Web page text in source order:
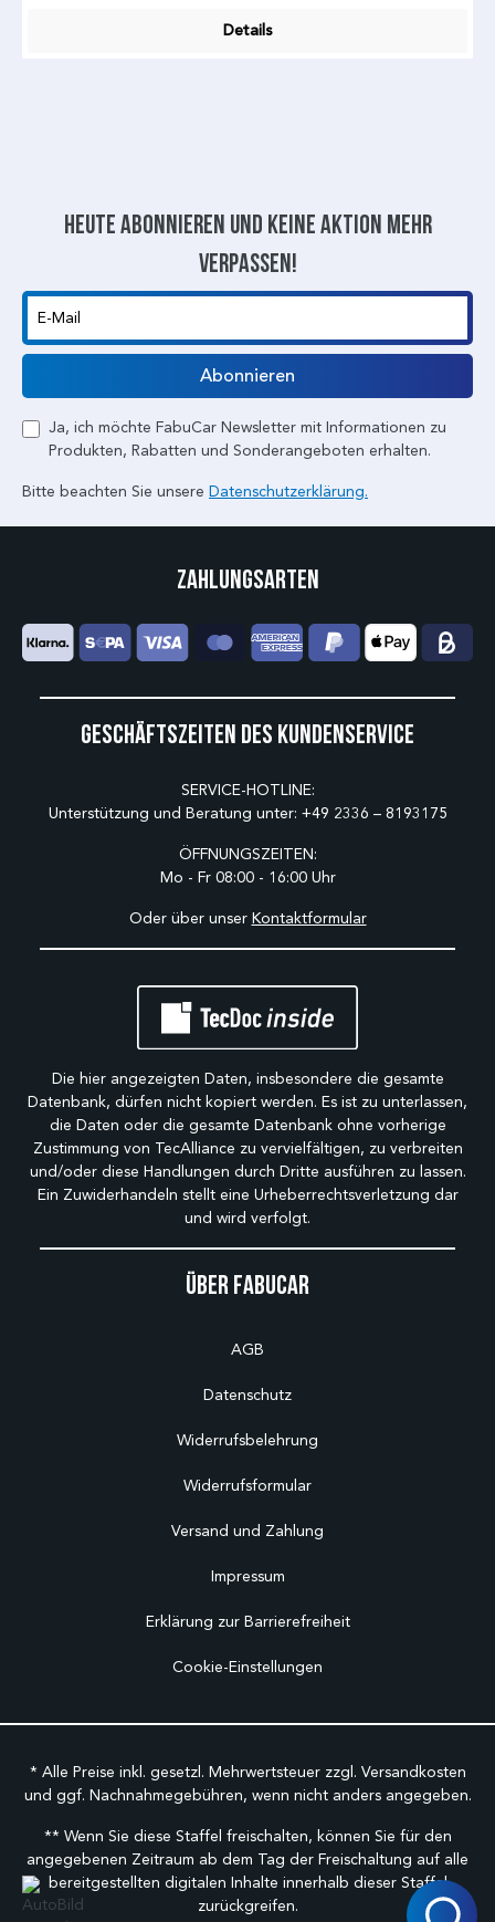
Details
Heute abonnieren und keine aktion mehr
verpassen!
E-Mail
Abonnieren
Ja, ich möchte FabuCar Newsletter mit Informationen zu
Produkten, Rabatten und Sonderangeboten erhalten.
Bitte beachten Sie unsere Datenschutzerklärung.
Über Fabucar
AGB
Datenschutz
Widerrufsbelehrung
Widerrufsformular
Versand und Zahlung
Impressum
Erklärung zur Barrierefreiheit
Cookie-Einstellungen
Geschäftszeiten des Kundenservice
SERVICE-HOTLINE:
Unterstützung und Beratung unter: +49 2336 – 8193175
ÖFFNUNGSZEITEN:
Mo - Fr 08:00 - 16:00 Uhr
Oder über unser Kontaktformular
Zahlungsarten
Die hier angezeigten Daten, insbesondere die gesamte
Datenbank, dürfen nicht kopiert werden. Es ist zu unterlassen,
die Daten oder die gesamte Datenbank ohne vorherige
Zustimmung von TecAlliance zu vervielfältigen, zu verbreiten
und/oder diese Handlungen durch Dritte ausführen zu lassen.
Ein Zuwiderhandeln stellt eine Urheberrechtsverletzung dar
und wird verfolgt.
* Alle Preise inkl. gesetzl. Mehrwertsteuer zzgl. Versandkosten
und ggf. Nachnahmegebühren, wenn nicht anders angegeben.
** Wenn Sie diese Staffel freischalten, können Sie für den
angegebenen Zeitraum ab dem Tag der Freischaltung auf alle
bereitgestellten digitalen Inhalte innerhalb dieser Staffel
zurückgreifen.